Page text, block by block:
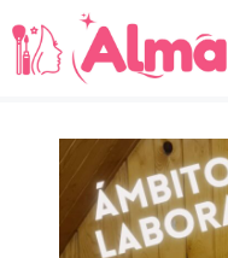
Saltar
al
contenido